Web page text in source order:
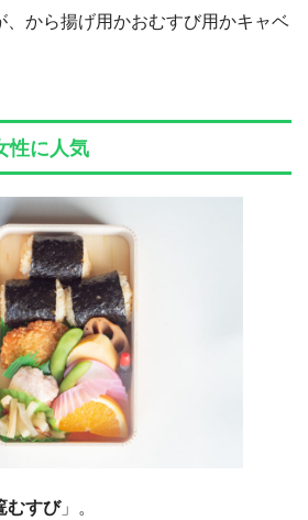
、から揚げ用かおむすび用かキャベ
性に人気
むすび」。